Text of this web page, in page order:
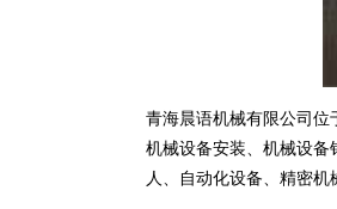
青海晨语机械有限公司位
机械设备安装、机械设备
人、自动化设备、精密